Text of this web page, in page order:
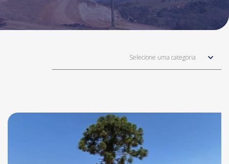
Selecione uma categoria